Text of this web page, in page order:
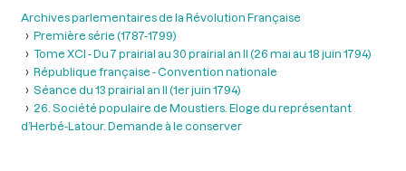
Archives parlementaires de la Révolution Française
Première série (1787-1799)
Tome XCI - Du 7 prairial au 30 prairial an II (26 mai au 18 juin 1794)
République française - Convention nationale
Séance du 13 prairial an II (1er juin 1794)
26. Société populaire de Moustiers. Eloge du représentant
d’Herbé-Latour. Demande à le conserver